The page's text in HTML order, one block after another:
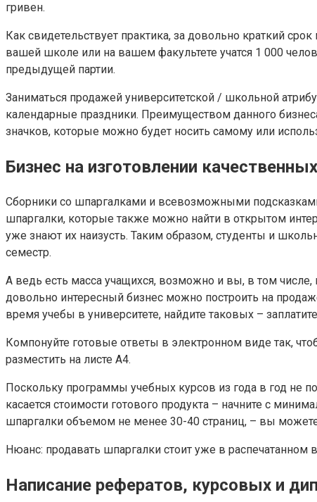
гривен.
Как свидетельствует практика, за довольно краткий
вашей школе или на вашем факультете учатся 1 000
предыдущей партии.
Заниматься продажей университетской / школьной
календарные праздники. Преимуществом данного
значков, которые можно будет носить самому или
Бизнес на изготовлении
Сборники со шпаргалками и всевозможными
шпаргалки, которые также можно найти в открытом
уже знают их наизусть. Таким образом, студенты и
семестр.
А ведь есть масса учащихся, возможно и вы, в том
довольно интересный бизнес можно построить на
время учебы в университете, найдите таковых –
Компонуйте готовые ответы в электронном виде так,
разместить на листе А4.
Поскольку программы учебных курсов из года в год не
касается стоимости готового продукта – начните с
шпаргалки объемом не менее 30-40 страниц, – вы
Нюанс: продавать шпаргалки стоит уже в распечатанном
Написание рефератов, курсовых и